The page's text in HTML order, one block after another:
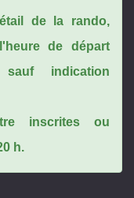
de la rando,
de départ
indication
inscrites ou
h.